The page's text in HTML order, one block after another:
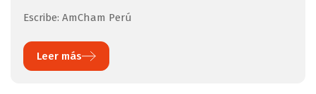
Escribe: AmCham Perú
Leer más